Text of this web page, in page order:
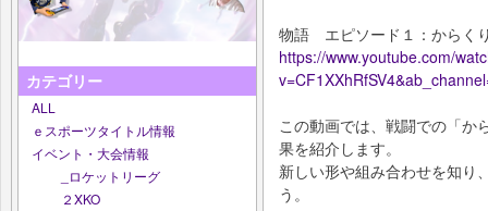
カテゴリー
ALL
ｅスポーツタイトル情報
イベント・大会情報
_ロケットリーグ
２XKO
物語 エピソード１：からく
https://www.youtube.com/
この動画では、戦闘での「か
果を紹介します。
新しい形や組み合わせを知り
う。